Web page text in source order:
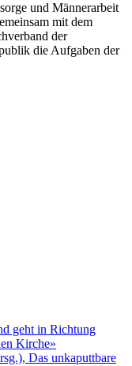
und Männerarbeit
mit dem
der
die Aufgaben der
geht in Richtung
Kirche»
Das unkaputtbare